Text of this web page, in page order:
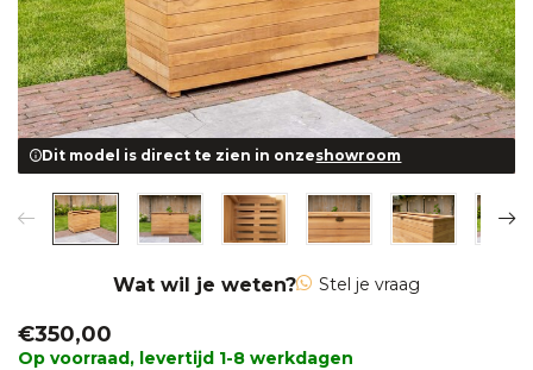
Dit model is direct te zien in onzeshowroom
Wat wil je weten? Stel je vraag
€350,00
Op voorraad, levertijd 1-8 werkdagen